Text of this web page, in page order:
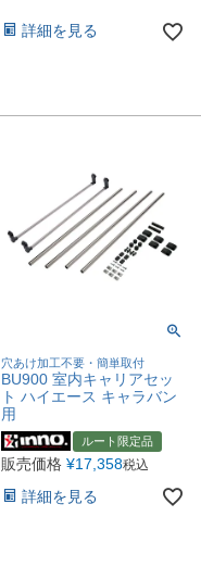
詳細を見る
穴あけ加工不要・簡単取付
BU900 室内キャリアセッ
ト ハイエース キャラバン
用
ルート限定品
販売価格 ¥17,358税込
詳細を見る